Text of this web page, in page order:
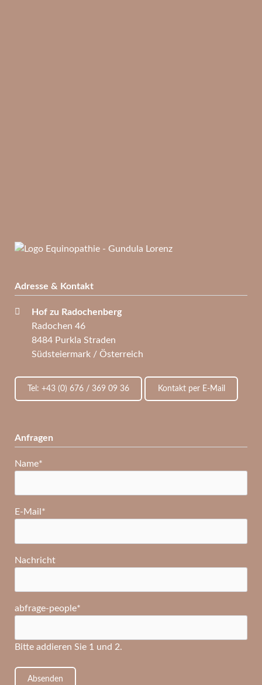
Adresse & Kontakt
Hof zu Radochenberg
Radochen 46
8484 Purkla Straden
Südsteiermark / Österreich
Tel: +43 (0) 676 / 369 09 36 Kontakt per E-Mail
Anfragen
Pflichtfeld
Name*
Pflichtfeld
E-Mail *
Nachricht
Pflichtfeld
abfrage-people*
Bitte addieren Sie 1 und 2.
Absenden